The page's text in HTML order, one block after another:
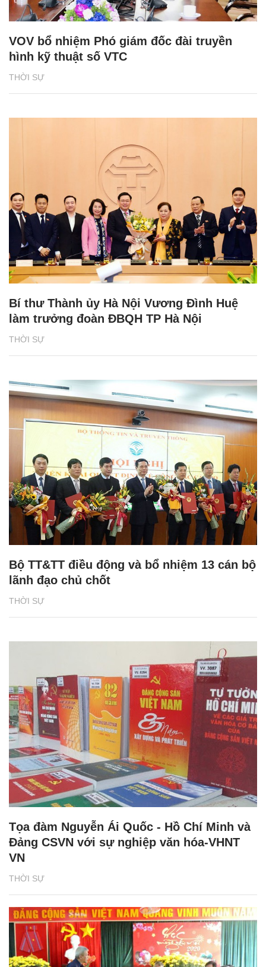
THỜI SỰ
VOV bổ nhiệm Phó giám đốc đài truyền
hình kỹ thuật số VTC
THỜI SỰ
Bí thư Thành ủy Hà Nội Vương Đình Huệ
làm trưởng đoàn ĐBQH TP Hà Nội
THỜI SỰ
Bộ TT&TT điều động và bổ nhiệm 13 cán bộ
lãnh đạo chủ chốt
THỜI SỰ
Tọa đàm Nguyễn Ái Quốc - Hồ Chí Minh và
Đảng CSVN với sự nghiệp văn hóa-VHNT
VN